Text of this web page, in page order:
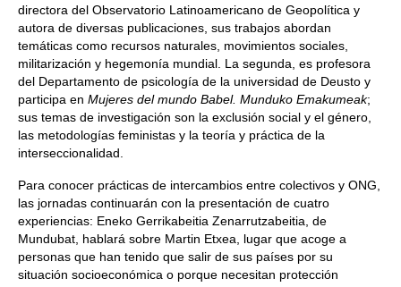
directora del Observatorio Latinoamericano de Geopolítica y
autora de diversas publicaciones, sus trabajos abordan
temáticas como recursos naturales, movimientos sociales,
militarización y hegemonía mundial. La segunda, es profesora
del Departamento de psicología de la universidad de Deusto y
participa en Mujeres del mundo Babel. Munduko Emakumeak;
sus temas de investigación son la exclusión social y el género,
las metodologías feministas y la teoría y práctica de la
interseccionalidad.
Para conocer prácticas de intercambios entre colectivos y ONG,
las jornadas continuarán con la presentación de cuatro
experiencias: Eneko Gerrikabeitia Zenarrutzabeitia, de
Mundubat, hablará sobre Martin Etxea, lugar que acoge a
personas que han tenido que salir de sus países por su
situación socioeconómica o porque necesitan protección